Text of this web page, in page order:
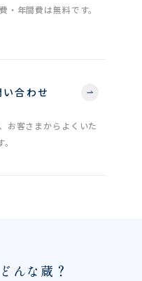
・年間費は無料です。
合わせ
お客さまからよくいた
んな蔵？